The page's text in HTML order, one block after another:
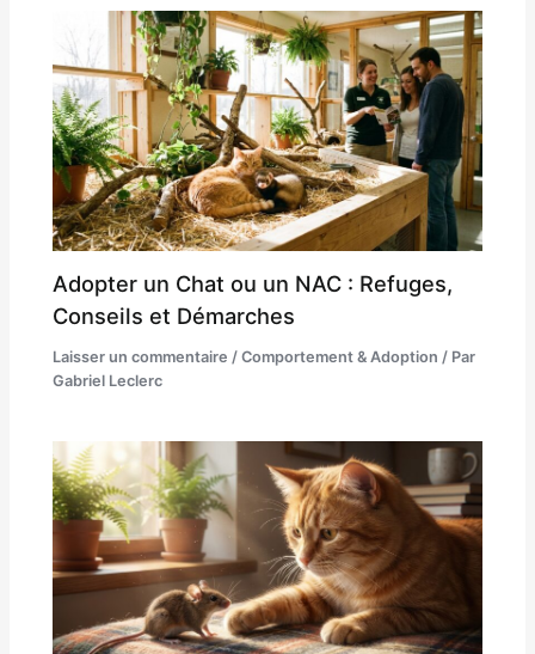
Adopter un Chat ou un NAC : Refuges,
Conseils et Démarches
Laisser un commentaire /Comportement & Adoption / Par
Gabriel Leclerc